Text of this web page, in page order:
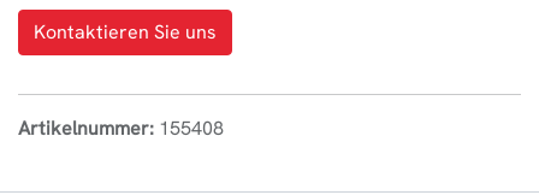
Kontaktieren Sie uns
Artikelnummer: 155408